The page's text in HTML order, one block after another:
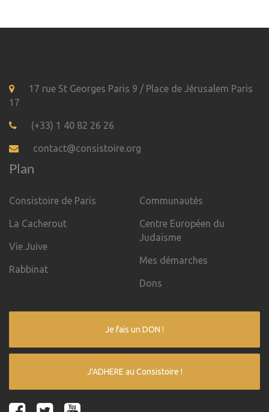
17 rue St Georges Paris 9 / Place de Jérusalem Paris
17
(+33) 1 40 82 26 26
contact@consistoire.org
Plan
Consistoire de Paris
La Cacherout
Vie Juive
Rabbinat
Communautés
Centre Européen du
Judaïsme
Mes démarches
Dons
Je fais un DON !
J'ADHERE au Consistoire !